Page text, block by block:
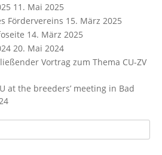
11. Mai 2025
Fördervereins 15. März 2025
14. März 2025
20. Mai 2024
Vortrag zum Thema CU-ZV
at the breeders’ meeting in Bad